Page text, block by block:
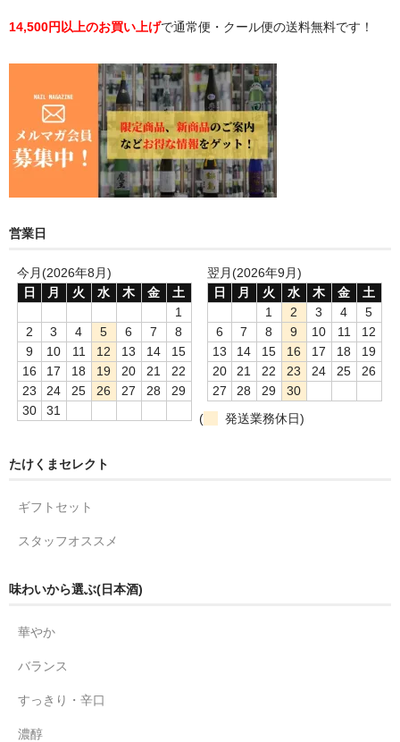
14,500円以上のお買い上げで通常便・クール便の送料無料です！
営業日
今月(2026年8月)
日
月 火 水 木 金
土
1
2
3 4 5 6 7
8
9
10 11 12 13 14
15
16
17 18 19 20 21
22
23
24 25 26 27 28
29
30
31
翌月(2026年9月)
日
月 火 水 木 金
土
1
2 3 4
5
6
7 8 9 10 11
12
13
14 15 16 17 18
19
20
21 22 23 24 25
26
27
28 29
30
(
発送業務休日)
たけくまセレクト
ギフトセット
スタッフオススメ
味わいから選ぶ(日本酒)
華やか
バランス
すっきり・辛口
濃醇